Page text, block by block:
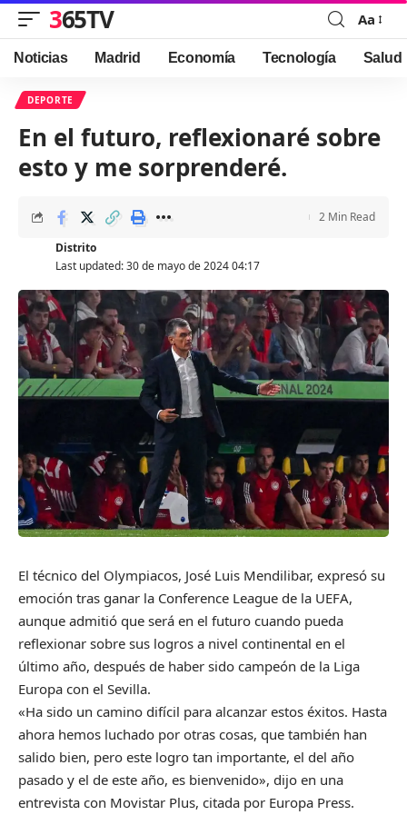
365TV
Font
Resizer
Aa
Noticias Madrid Economía Tecnología Salud
DEPORTE
En el futuro, reflexionaré sobre
esto y me sorprenderé.
Last updated: 30 de mayo de 2024 04:17
Distrito
2 Min Read
El técnico del Olympiacos, José Luis Mendilibar, expresó su
emoción tras ganar la Conference League de la UEFA,
aunque admitió que será en el futuro cuando pueda
reflexionar sobre sus logros a nivel continental en el
último año, después de haber sido campeón de la Liga
Europa con el Sevilla.
«Ha sido un camino difícil para alcanzar estos éxitos. Hasta
ahora hemos luchado por otras cosas, que también han
salido bien, pero este logro tan importante, el del año
pasado y el de este año, es bienvenido», dijo en una
entrevista con Movistar Plus, citada por Europa Press.